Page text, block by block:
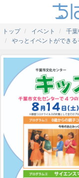
トップ イベント
千
やっとイベントができる